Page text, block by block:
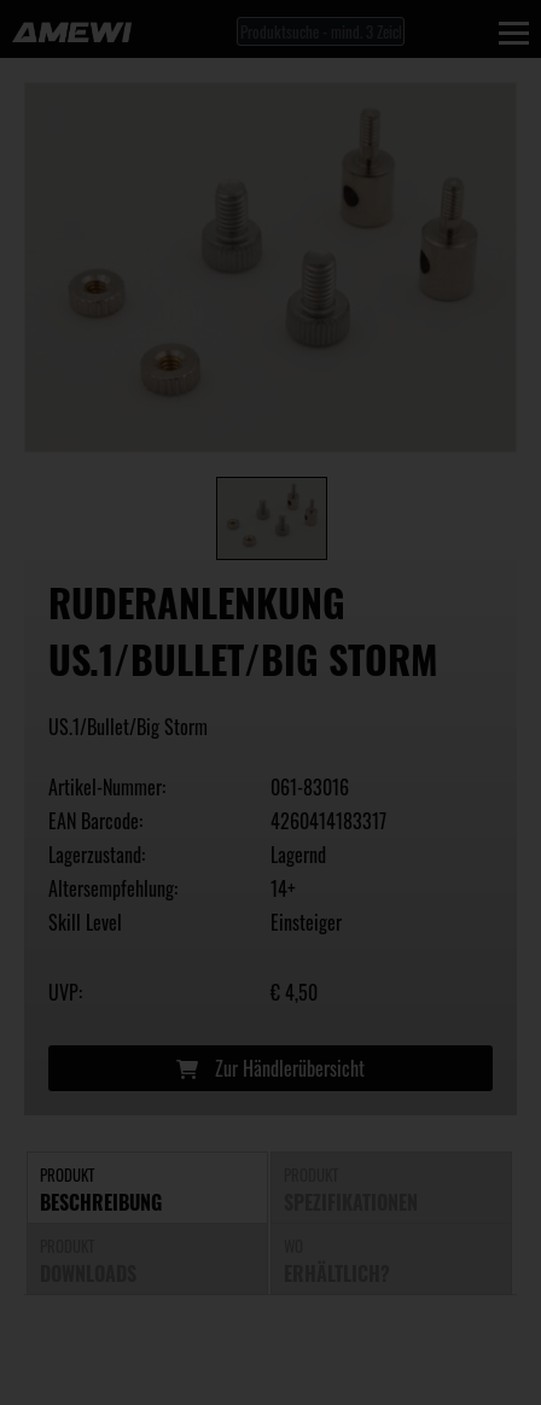
RUDERANLENKUNG
US.1/BULLET/BIG STORM
US.1/Bullet/Big Storm
Artikel-Nummer:
061-83016
EAN Barcode:
4260414183317
Lagerzustand:
Lagernd
Altersempfehlung:
14+
Skill Level
Einsteiger
UVP: € 4,50
Zur Händlerübersicht
PRODUKT
BESCHREIBUNG